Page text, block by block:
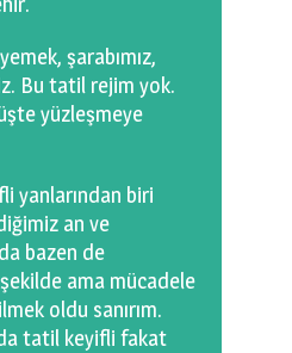
şarabımız,
Bu tatil rejim yok.
yüzleşmeye
yanlarından biri
an ve
bazen de
şekilde ama mücadele
oldu sanırım.
da tatil keyifli fakat